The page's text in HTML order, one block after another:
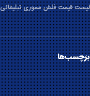
لیست قیمت فلش مموری تبلیغاتی
برچسب‌ها